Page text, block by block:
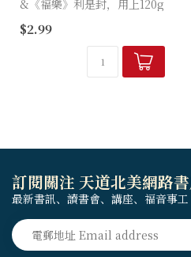
&《福樂》利是封，用上120g
(EMBOSSED) 和燙金，突顯
當中的平安和福樂的重要性！
$2.99
訂閱關注 天道北美網路書
最新書訊、讀書會、講座、福音事工